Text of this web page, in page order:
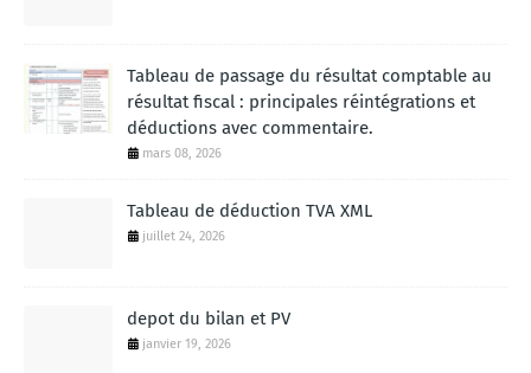
Tableau de passage du résultat comptable au
résultat fiscal : principales réintégrations et
déductions avec commentaire.
mars 08, 2026
Tableau de déduction TVA XML
juillet 24, 2026
depot du bilan et PV
janvier 19, 2026